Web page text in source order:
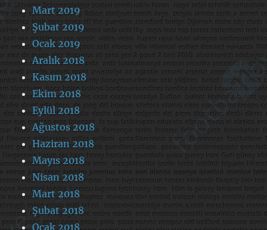
Mart 2019
Şubat 2019
Ocak 2019
Aralık 2018
Kasım 2018
Ekim 2018
Eylül 2018
Ağustos 2018
Haziran 2018
Mayıs 2018
Nisan 2018
Mart 2018
Şubat 2018
Ocak 2018